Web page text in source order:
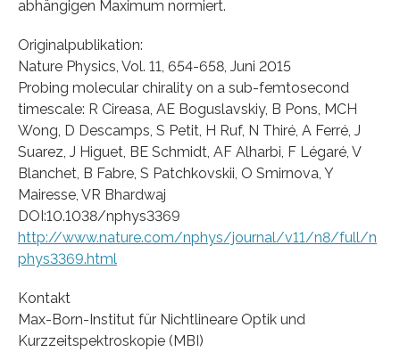
abhängigen Maximum normiert.
Originalpublikation:
Nature Physics, Vol. 11, 654-658, Juni 2015
Probing molecular chirality on a sub-femtosecond
timescale: R Cireasa, AE Boguslavskiy, B Pons, MCH
Wong, D Descamps, S Petit, H Ruf, N Thiré, A Ferré, J
Suarez, J Higuet, BE Schmidt, AF Alharbi, F Légaré, V
Blanchet, B Fabre, S Patchkovskii, O Smirnova, Y
Mairesse, VR Bhardwaj
DOI:10.1038/nphys3369
http://www.nature.com/nphys/journal/v11/n8/full/n
phys3369.html
Kontakt
Max-Born-Institut für Nichtlineare Optik und
Kurzzeitspektroskopie (MBI)